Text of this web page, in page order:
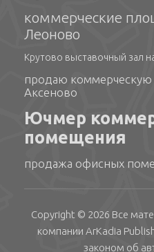
коммерческие
Леоново
Крутово выставочный зал
продаю
Аксеново
Ючмер
помещения
продажа офисных
Copyright © 2026 Все
компании ArKadia
законом об